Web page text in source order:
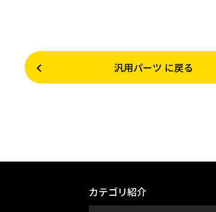
汎用パーツ に戻る
カテゴリ紹介